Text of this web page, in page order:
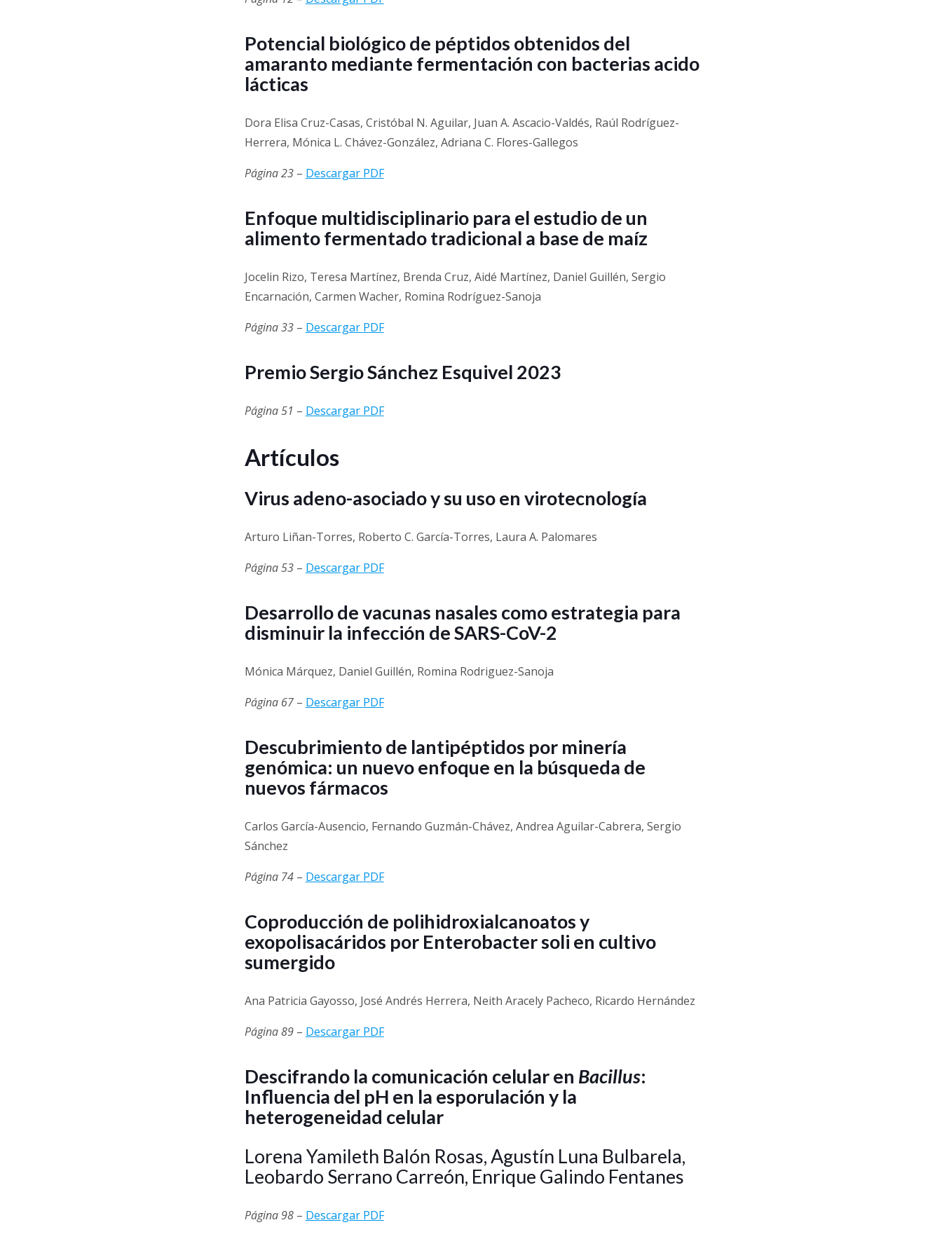
Potencial biológico de péptidos obtenidos del
amaranto mediante fermentación con bacterias acido
lácticas
Dora Elisa Cruz-Casas, Cristóbal N. Aguilar, Juan A. Ascacio-Valdés, Raúl Rodríguez-
Herrera, Mónica L. Chávez-González, Adriana C. Flores-Gallegos
Página 23– Descargar PDF
Enfoque multidisciplinario para el estudio de un
alimento fermentado tradicional a base de maíz
Jocelin Rizo, Teresa Martínez, Brenda Cruz, Aidé Martínez, Daniel Guillén, Sergio
Encarnación, Carmen Wacher, Romina Rodríguez-Sanoja
Página 33– Descargar PDF
Premio Sergio Sánchez Esquivel 2023
Página 51 – Descargar PDF
Artículos
Virus adeno-asociado y su uso en virotecnología
Arturo Liñan-Torres, Roberto C. García-Torres, Laura A. Palomares
Página 53– Descargar PDF
Desarrollo de vacunas nasales como estrategia para
disminuir la infección de SARS-CoV-2
Mónica Márquez, Daniel Guillén, Romina Rodriguez-Sanoja
Página 67– Descargar PDF
Descubrimiento de lantipéptidos por minería
genómica: un nuevo enfoque en la búsqueda de
nuevos fármacos
Carlos García-Ausencio, Fernando Guzmán-Chávez, Andrea Aguilar-Cabrera, Sergio
Sánchez
Página 74– Descargar PDF
Coproducción de polihidroxialcanoatos y
exopolisacáridos por Enterobacter soli en cultivo
sumergido
Ana Patricia Gayosso, José Andrés Herrera, Neith Aracely Pacheco, Ricardo Hernández
Página 89– Descargar PDF
Descifrando la comunicación celular en Bacillus:
Influencia del pH en la esporulación y la
heterogeneidad celular
Lorena Yamileth Balón Rosas, Agustín Luna Bulbarela,
Leobardo Serrano Carreón, Enrique Galindo Fentanes
Página 98– Descargar PDF